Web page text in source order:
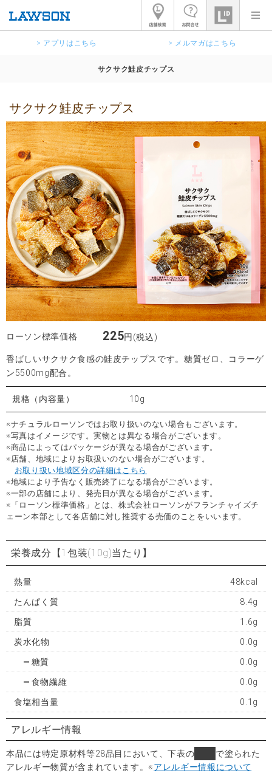
> アプリはこちら > メルマガはこちら
サクサク鮭皮チップス
サクサク鮭皮チップス
ローソン標準価格 225円(税込)
香ばしいサクサク食感の鮭皮チップスです。糖質ゼロ、コラーゲ
ン5500mg配合。
規格（内容量） 10g
※ナチュラルローソンではお取り扱いのない場合もございます。
※写真はイメージです。実物とは異なる場合がございます。
※商品によってはパッケージが異なる場合がございます。
※店舗、地域によりお取扱いのない場合がございます。
お取り扱い地域区分の詳細はこちら
※地域により予告なく販売終了になる場合がございます。
※一部の店舗により、発売日が異なる場合がございます。
※「ローソン標準価格」とは、株式会社ローソンがフランチャイズチ
ェーン本部として各店舗に対し推奨する売価のことをいいます。
栄養成分 【1包装(10g)当たり】
熱量 48kcal
たんぱく質 8.4g
脂質 1.6g
炭水化物 0.0g
糖質 0.0g
食物繊維 0.0g
食塩相当量 0.1g
アレルギー情報
本品には特定原材料等28品目において、下表の
で塗られた
アレルギー物質が含まれています。※アレルギー情報について